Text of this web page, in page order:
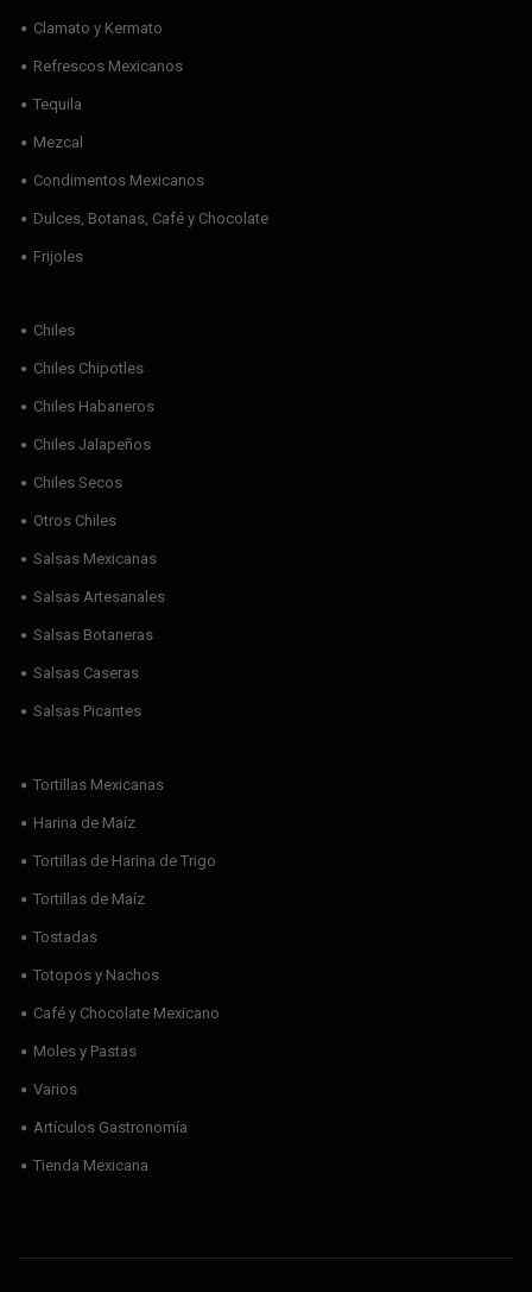
Clamato y Kermato
Refrescos Mexicanos
Tequila
Mezcal
Condimentos Mexicanos
Dulces, Botanas, Café y Chocolate
Frijoles
Chiles
Chiles Chipotles
Chiles Habaneros
Chiles Jalapeños
Chiles Secos
Otros Chiles
Salsas Mexicanas
Salsas Artesanales
Salsas Botaneras
Salsas Caseras
Salsas Picantes
Tortillas Mexicanas
Harina de Maíz
Tortillas de Harina de Trigo
Tortillas de Maíz
Tostadas
Totopos y Nachos
Café y Chocolate Mexicano
Moles y Pastas
Varios
Artículos Gastronomía
Tienda Mexicana